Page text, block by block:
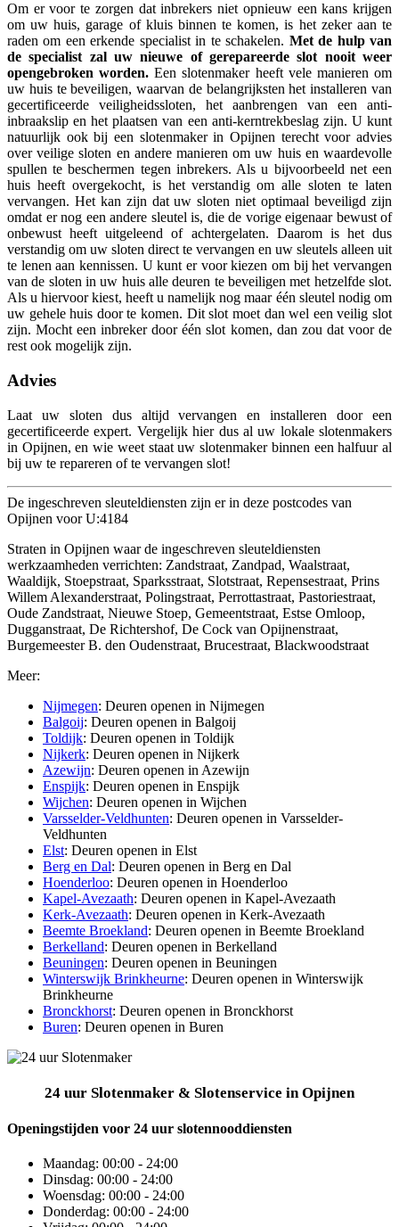
Om er voor te zorgen dat inbrekers niet opnieuw een kans krijgen
om uw huis, garage of kluis binnen te komen, is het zeker aan te
raden om een erkende specialist in te schakelen. Met de hulp van
de specialist zal uw nieuwe of gerepareerde slot nooit weer
opengebroken worden. Een slotenmaker heeft vele manieren om
uw huis te beveiligen, waarvan de belangrijksten het installeren van
gecertificeerde veiligheidssloten, het aanbrengen van een anti-
inbraakslip en het plaatsen van een anti-kerntrekbeslag zijn. U kunt
natuurlijk ook bij een slotenmaker in Opijnen terecht voor advies
over veilige sloten en andere manieren om uw huis en waardevolle
spullen te beschermen tegen inbrekers. Als u bijvoorbeeld net een
huis heeft overgekocht, is het verstandig om alle sloten te laten
vervangen. Het kan zijn dat uw sloten niet optimaal beveiligd zijn
omdat er nog een andere sleutel is, die de vorige eigenaar bewust of
onbewust heeft uitgeleend of achtergelaten. Daarom is het dus
verstandig om uw sloten direct te vervangen en uw sleutels alleen uit
te lenen aan kennissen. U kunt er voor kiezen om bij het vervangen
van de sloten in uw huis alle deuren te beveiligen met hetzelfde slot.
Als u hiervoor kiest, heeft u namelijk nog maar één sleutel nodig om
uw gehele huis door te komen. Dit slot moet dan wel een veilig slot
zijn. Mocht een inbreker door één slot komen, dan zou dat voor de
rest ook mogelijk zijn.
Advies
Laat uw sloten dus altijd vervangen en installeren door een
gecertificeerde expert. Vergelijk hier dus al uw lokale slotenmakers
in Opijnen, en wie weet staat uw slotenmaker binnen een halfuur al
bij uw te repareren of te vervangen slot!
De ingeschreven sleuteldiensten zijn er in deze postcodes van
Opijnen voor U:4184
Straten in Opijnen waar de ingeschreven sleuteldiensten
werkzaamheden verrichten: Zandstraat, Zandpad, Waalstraat,
Waaldijk, Stoepstraat, Sparksstraat, Slotstraat, Repensestraat, Prins
Willem Alexanderstraat, Polingstraat, Perrottastraat, Pastoriestraat,
Oude Zandstraat, Nieuwe Stoep, Gemeentstraat, Estse Omloop,
Dugganstraat, De Richtershof, De Cock van Opijnenstraat,
Burgemeester B. den Oudenstraat, Brucestraat, Blackwoodstraat
Meer:
Nijmegen: Deuren openen in Nijmegen
Balgoij: Deuren openen in Balgoij
Toldijk: Deuren openen in Toldijk
Nijkerk: Deuren openen in Nijkerk
Azewijn: Deuren openen in Azewijn
Enspijk: Deuren openen in Enspijk
Wijchen: Deuren openen in Wijchen
Varsselder-Veldhunten: Deuren openen in Varsselder-
Veldhunten
Elst: Deuren openen in Elst
Berg en Dal: Deuren openen in Berg en Dal
Hoenderloo: Deuren openen in Hoenderloo
Kapel-Avezaath: Deuren openen in Kapel-Avezaath
Kerk-Avezaath: Deuren openen in Kerk-Avezaath
Beemte Broekland: Deuren openen in Beemte Broekland
Berkelland: Deuren openen in Berkelland
Beuningen: Deuren openen in Beuningen
Winterswijk Brinkheurne: Deuren openen in Winterswijk
Brinkheurne
Bronckhorst: Deuren openen in Bronckhorst
Buren: Deuren openen in Buren
24 uur Slotenmaker & Slotenservice in Opijnen
Openingstijden voor 24 uur slotennooddiensten
Maandag: 00:00 - 24:00
Dinsdag: 00:00 - 24:00
Woensdag: 00:00 - 24:00
Donderdag: 00:00 - 24:00